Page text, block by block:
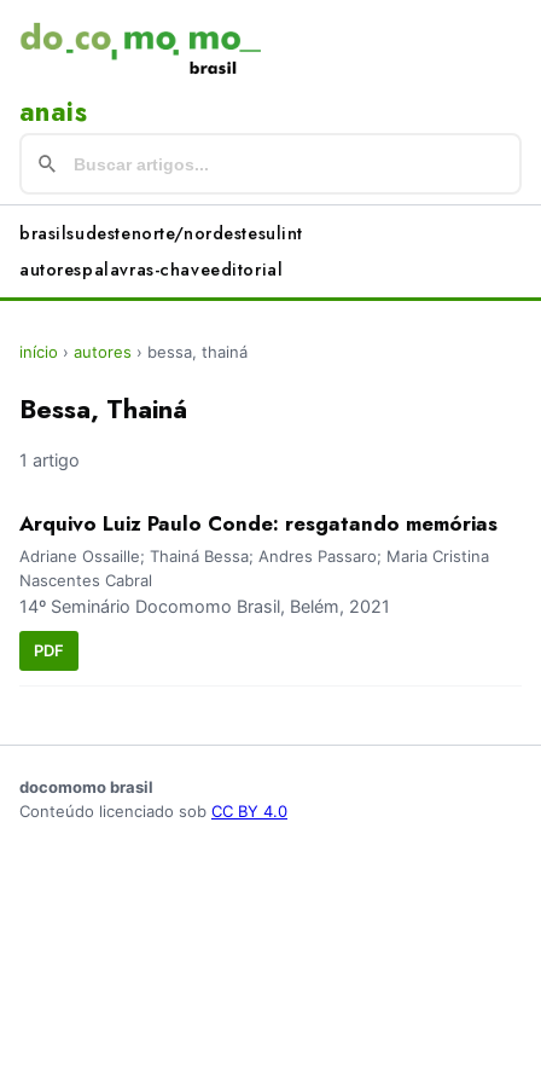
anais
brasilsudestenorte/nordestesulint
autorespalavras-chaveeditorial
início › autores › bessa, thainá
Bessa, Thainá
1 artigo
Arquivo Luiz Paulo Conde: resgatando memórias
Adriane Ossaille; Thainá Bessa; Andres Passaro; Maria Cristina
Nascentes Cabral
14º Seminário Docomomo Brasil, Belém, 2021
PDF
docomomo brasil
Conteúdo licenciado sob CC BY 4.0